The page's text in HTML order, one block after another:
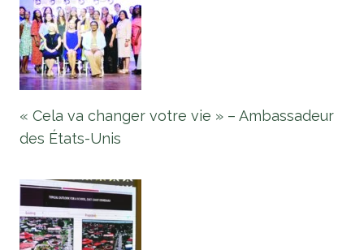
« Cela va changer votre vie » – Ambassadeur
des États-Unis